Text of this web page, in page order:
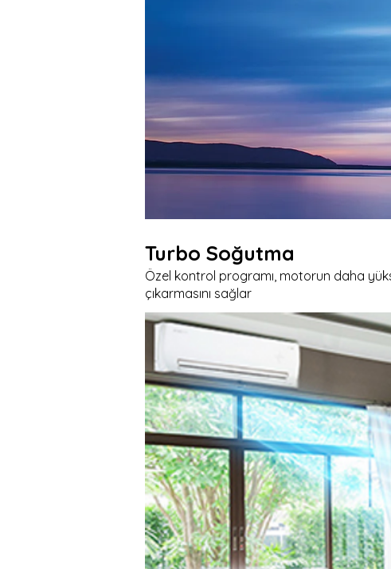
Turbo Soğutma
Özel kontrol programı, motorun daha
çıkarmasını sağlar